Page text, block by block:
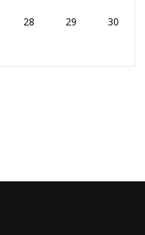
28 29 30